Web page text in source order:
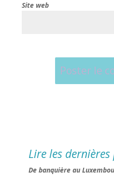
Site web
Lire les
De banquière au